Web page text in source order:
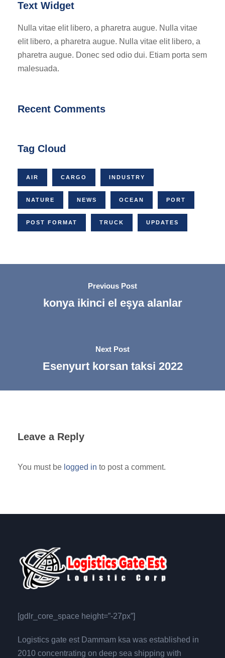
Text Widget
Nulla vitae elit libero, a pharetra augue. Nulla vitae
elit libero, a pharetra augue. Nulla vitae elit libero, a
pharetra augue. Donec sed odio dui. Etiam porta sem
malesuada.
Recent Comments
Tag Cloud
AIR CARGO INDUSTRY
NATURE NEWS OCEAN PORT
POST FORMAT TRUCK UPDATES
Previous Post
konya ikinci el eşya alanlar
Next Post
Esenyurt korsan taksi 2022
Leave a Reply
You must be logged in to post a comment.
[gdlr_core_space height=”-27px”]
Logistics gate est Dammam ksa was established in
2010 concentrating on deep sea shipping with